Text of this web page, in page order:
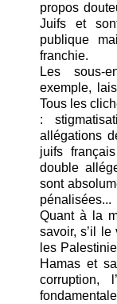
propos
Juifs et
publique
franchie.
Les sous-
exemple,
Tous les
:
allégations
juifs
double
sont
pénalisées...
Quant à la
savoir, s’il
les
Hamas et
corruption,